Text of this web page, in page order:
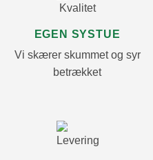
EGEN SYSTUE
Vi skærer skummet og syr
betrækket